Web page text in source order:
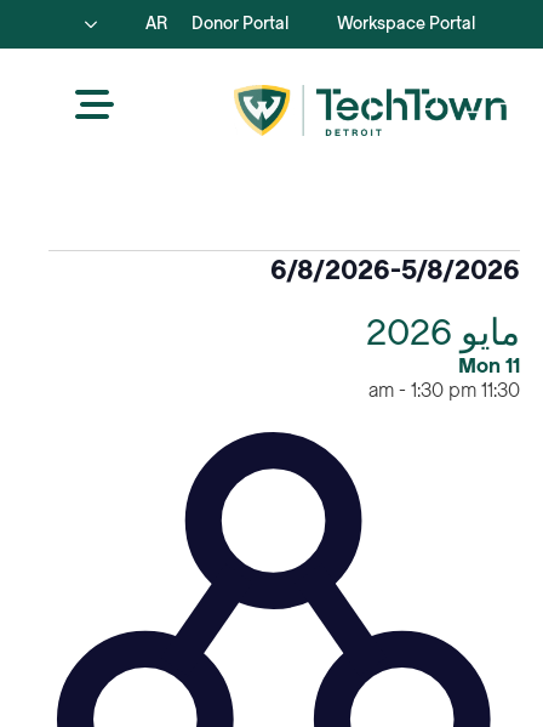
Workspace Portal
Donor Portal
AR
الفعاليات
5/8/2026
-
6/8/2026
التاريخ.
مايو 2026
Mon
11:30 am
-1:30 pm